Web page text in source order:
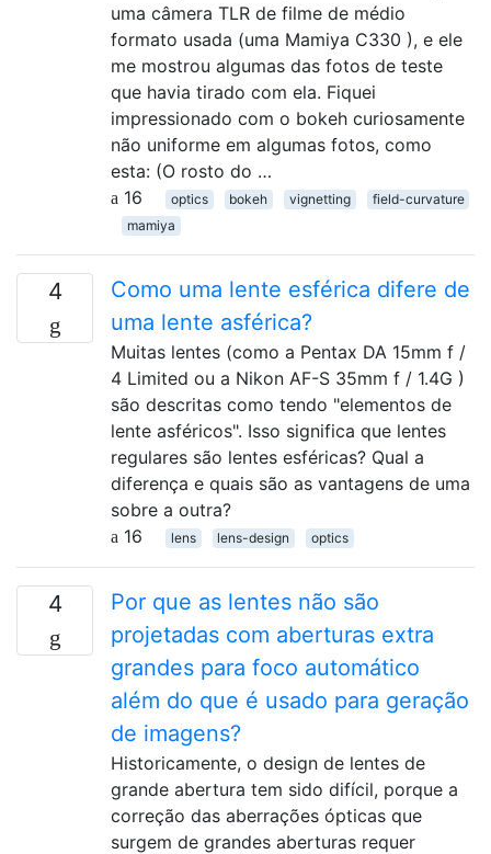
uma câmera TLR de filme de médio
formato usada (uma Mamiya C330 ), e ele
me mostrou algumas das fotos de teste
que havia tirado com ela. Fiquei
impressionado com o bokeh curiosamente
não uniforme em algumas fotos, como
esta: (O rosto do …
16
optics bokeh vignetting
field-curvature
mamiya
4
Como uma lente esférica difere de
uma lente asférica?
Muitas lentes (como a Pentax DA 15mm f /
4 Limited ou a Nikon AF-S 35mm f / 1.4G )
são descritas como tendo "elementos de
lente asféricos". Isso significa que lentes
regulares são lentes esféricas? Qual a
diferença e quais são as vantagens de uma
sobre a outra?
16
lens lens-design optics
4
Por que as lentes não são
projetadas com aberturas extra
grandes para foco automático
além do que é usado para geração
de imagens?
Historicamente, o design de lentes de
grande abertura tem sido difícil, porque a
correção das aberrações ópticas que
surgem de grandes aberturas requer